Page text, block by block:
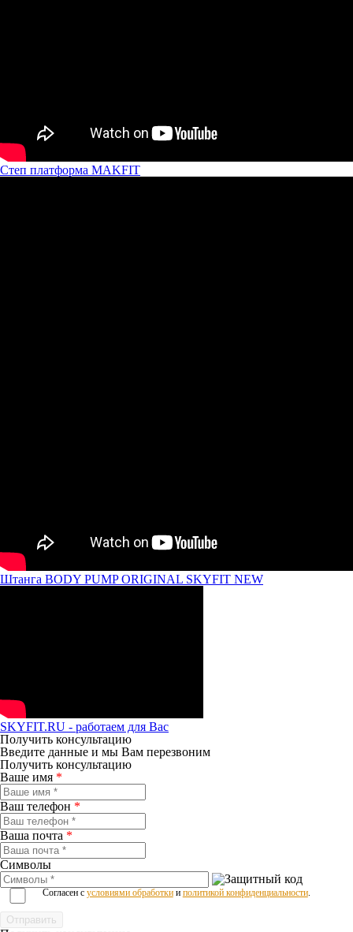
Степ платформа MAKFIT
Штанга BODY PUMP ORIGINAL SKYFIT NEW
SKYFIT.RU - работаем для Вас
Получить консультацию
Введите данные и мы Вам перезвоним
Получить консультацию
Ваше имя *
Ваш телефон *
Ваша почта *
Символы
Согласен с условиями обработкии политикой конфиденциальности.